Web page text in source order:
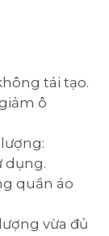
tái tạo.
ô
dụng.
quần áo
vừa đủ